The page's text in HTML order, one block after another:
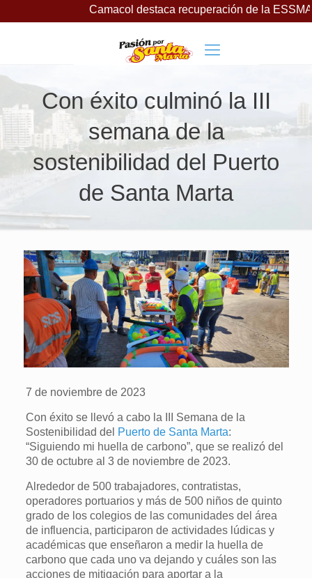
Camacol destaca recuperación de la ESSMAR, bajo
Con éxito culminó la III
semana de la
sostenibilidad del Puerto
de Santa Marta
7 de noviembre de 2023
Con éxito se llevó a cabo la III Semana de la
Sostenibilidad del Puerto de Santa Marta:
“Siguiendo mi huella de carbono”, que se realizó del
30 de octubre al 3 de noviembre de 2023.
Alrededor de 500 trabajadores, contratistas,
operadores portuarios y más de 500 niños de quinto
grado de los colegios de las comunidades del área
de influencia, participaron de actividades lúdicas y
académicas que enseñaron a medir la huella de
carbono que cada uno va dejando y cuáles son las
acciones de mitigación para aportar a la